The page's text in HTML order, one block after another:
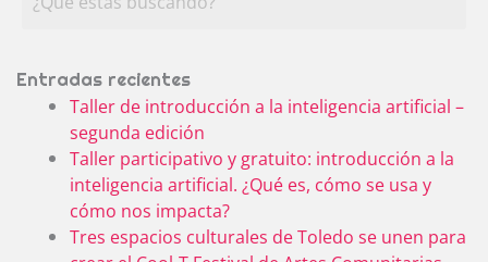
Entradas recientes
Taller de introducción a la inteligencia artificial –
segunda edición
Taller participativo y gratuito: introducción a la
inteligencia artificial. ¿Qué es, cómo se usa y
cómo nos impacta?
Tres espacios culturales de Toledo se unen para